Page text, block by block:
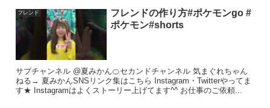
フレンド
フレンドの作り方#ポケモンgo #
ポケモン#shorts
サブチャンネル @夏みかん🍊セカンドチャンネル 気まぐれちゃん
ねる→ 夏みかんSNSリンク集はこちら Instagram・Twitterやってま
す★ Instagramはよくストーリー上げてます^^ お仕事のご依頼...